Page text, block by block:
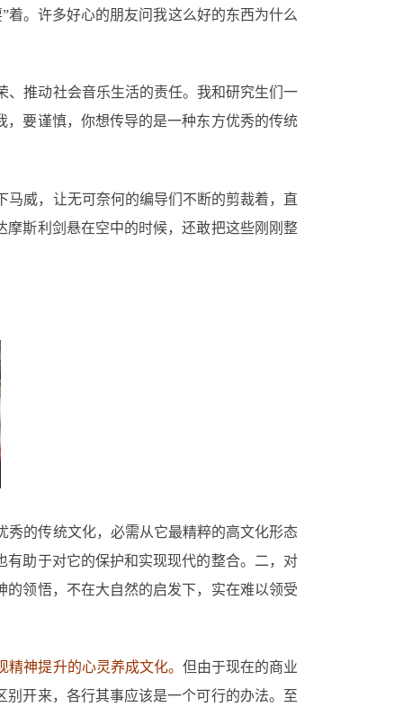
。许多好心的朋友问我这么好的东西为什么
、推动社会音乐生活的责任。我和研究生们一
要谨慎，你想传导的是一种东方优秀的传统
威，让无可奈何的编导们不断的剪裁着，直
斯利剑悬在空中的时候，还敢把这些刚刚整
的传统文化，必需从它最精粹的高文化形态
助于对它的保护和实现现代的整合。二，对
领悟，不在大自然的启发下，实在难以领受
神提升的心灵养成文化。 但由于现在的商业
开来，各行其事应该是一个可行的办法。至